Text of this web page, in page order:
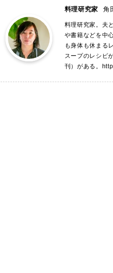
料理研究家 角
料理研究家。夫
や書籍などを中
も身体も休まる
スープのレシピ
刊）がある。